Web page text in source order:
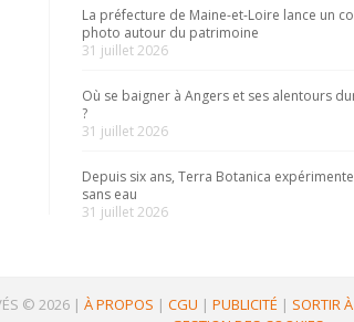
La préfecture de Maine-et-Loire lance un
photo autour du patrimoine
31 juillet 2026
Où se baigner à Angers et ses alentours
?
31 juillet 2026
Depuis six ans, Terra Botanica
sans eau
31 juillet 2026
© 2026 | À PROPOS | CGU | PUBLICITÉ | SORTIR